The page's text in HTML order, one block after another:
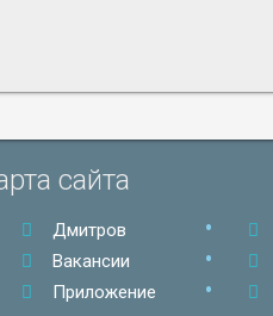
сайта
Дмитров
Вакансии
Приложение